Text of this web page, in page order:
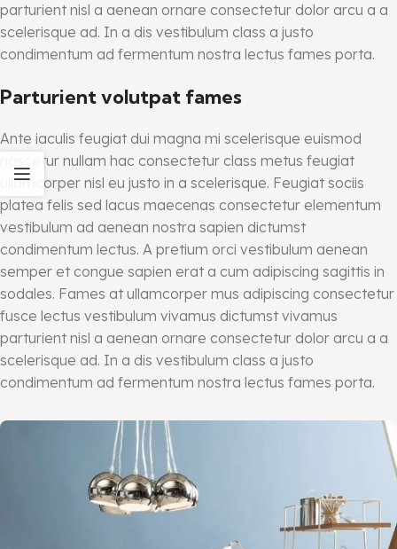
parturient nisl a aenean ornare consectetur dolor arcu a a
scelerisque ad. In a dis vestibulum class a justo
condimentum ad fermentum nostra lectus fames porta.
Parturient volutpat fames
Ante iaculis feugiat dui magna mi scelerisque euismod
nascetur nullam hac consectetur class metus feugiat
ullamcorper nisl eu justo in a scelerisque. Feugiat sociis
platea felis sed lacus maecenas consectetur elementum
vestibulum ad aenean nostra sapien dictumst
condimentum lectus. A pretium orci vestibulum aenean
semper et congue sapien erat a cum adipiscing sagittis in
sodales. Fames at ullamcorper mus adipiscing consectetur
fusce lectus vestibulum vivamus dictumst vivamus
parturient nisl a aenean ornare consectetur dolor arcu a a
scelerisque ad. In a dis vestibulum class a justo
condimentum ad fermentum nostra lectus fames porta.